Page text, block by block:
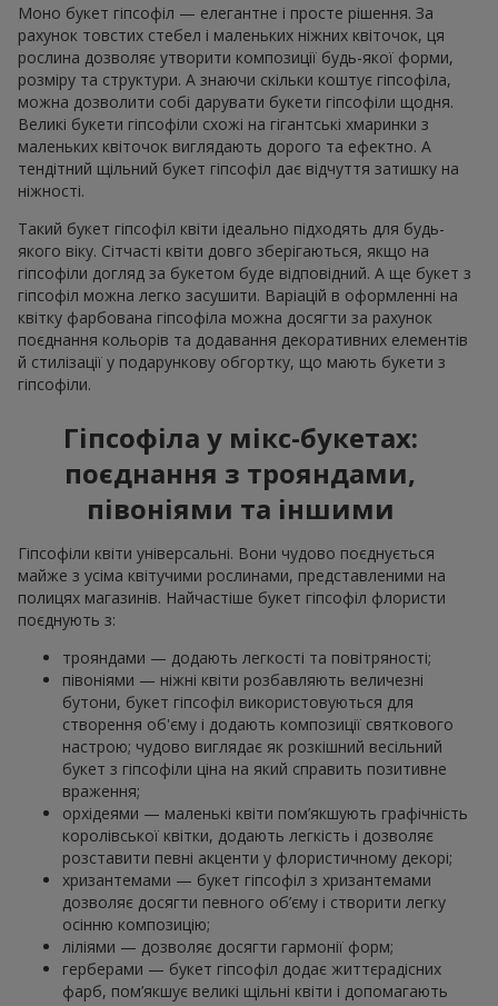
Моно букет гіпсофіл — елегантне і просте рішення. За
рахунок товстих стебел і маленьких ніжних квіточок, ця
рослина дозволяє утворити композиції будь-якої форми,
розміру та структури. А знаючи скільки коштує гіпсофіла,
можна дозволити собі дарувати букети гіпсофіли щодня.
Великі букети гіпсофіли схожі на гігантські хмаринки з
маленьких квіточок виглядають дорого та ефектно. А
тендітний щільний букет гіпсофіл дає відчуття затишку на
ніжності.
Такий букет гіпсофіл квіти ідеально підходять для будь-
якого віку. Сітчасті квіти довго зберігаються, якщо на
гіпсофіли догляд за букетом буде відповідний. А ще букет з
гіпсофіл можна легко засушити. Варіацій в оформленні на
квітку фарбована гіпсофіла можна досягти за рахунок
поєднання кольорів та додавання декоративних елементів
й стилізації у подарункову обгортку, що мають букети з
гіпсофіли.
Гіпсофіла у мікс-букетах:
поєднання з трояндами,
півоніями та іншими
Гіпсофіли квіти універсальні. Вони чудово поєднується
майже з усіма квітучими рослинами, представленими на
полицях магазинів. Найчастіше букет гіпсофіл флористи
поєднують з:
трояндами — додають легкості та повітряності;
півоніями — ніжні квіти розбавляють величезні
бутони, букет гіпсофіл використовуються для
створення об'єму і додають композиції святкового
настрою; чудово виглядає як розкішний весільний
букет з гіпсофіли ціна на який справить позитивне
враження;
орхідеями — маленькі квіти пом’якшують графічність
королівської квітки, додають легкість і дозволяє
розставити певні акценти у флористичному декорі;
хризантемами — букет гіпсофіл з хризантемами
дозволяє досягти певного об’єму і створити легку
осінню композицію;
ліліями — дозволяє досягти гармонії форм;
герберами — букет гіпсофіл додає життєрадісних
фарб, пом’якшує великі щільні квіти і допомагають